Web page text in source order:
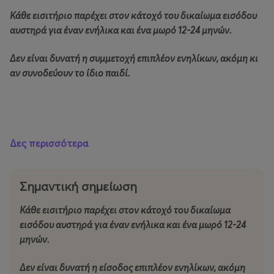
Κάθε εισιτήριο παρέχει στον κάτοχό του δικαίωμα εισόδου
αυστηρά για έναν ενήλικα και ένα μωρό 12-24 μηνών.
Δεν είναι δυνατή η συμμετοχή επιπλέον ενηλίκων, ακόμη κι
αν συνοδεύουν το ίδιο παιδί.
Κυριακή 14 Ιουνίου 2026
Συλλογή αντικειμένων με ένα χρώμα
Ώρα: 10:30 (παρακαλούμε να προσέλθετε 10-15 λεπτά
Δες περισσότερα
Σημαντική σημείωση
Κάθε εισιτήριο παρέχει στον κάτοχό του δικαίωμα
εισόδου αυστηρά για έναν ενήλικα και ένα μωρό 12-24
μηνών.
Δεν είναι δυνατή η είσοδος επιπλέον ενηλίκων, ακόμη